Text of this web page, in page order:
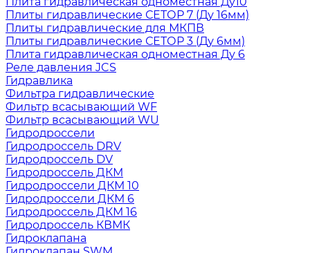
Плиты гидравлические СЕТОР 7 (Ду 16мм)
Плиты гидравлические для МКПВ
Плиты гидравлические СЕТОР 3 (Ду 6мм)
Плита гидравлическая одноместная Ду 6
Реле давления JCS
Гидравлика
Фильтра гидравлические
Фильтр всасывающий WF
Фильтр всасывающий WU
Гидродроссели
Гидродроссель DRV
Гидродроссель DV
Гидродроссель ДКМ
Гидродроссели ДКМ 10
Гидродроссели ДКМ 6
Гидродроссель ДКМ 16
Гидродроссель КВМК
Гидроклапана